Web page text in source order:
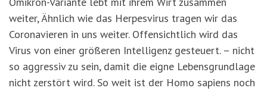
weiter, Ähnlich wie das Herpesvirus tragen wir das
Coronavieren in uns weiter. Offensichtlich wird das
Virus von einer größeren Intelligenz gesteuert. – nicht
so aggressiv zu sein, damit die eigne Lebensgrundlage
nicht zerstört wird. So weit ist der Homo sapiens noch